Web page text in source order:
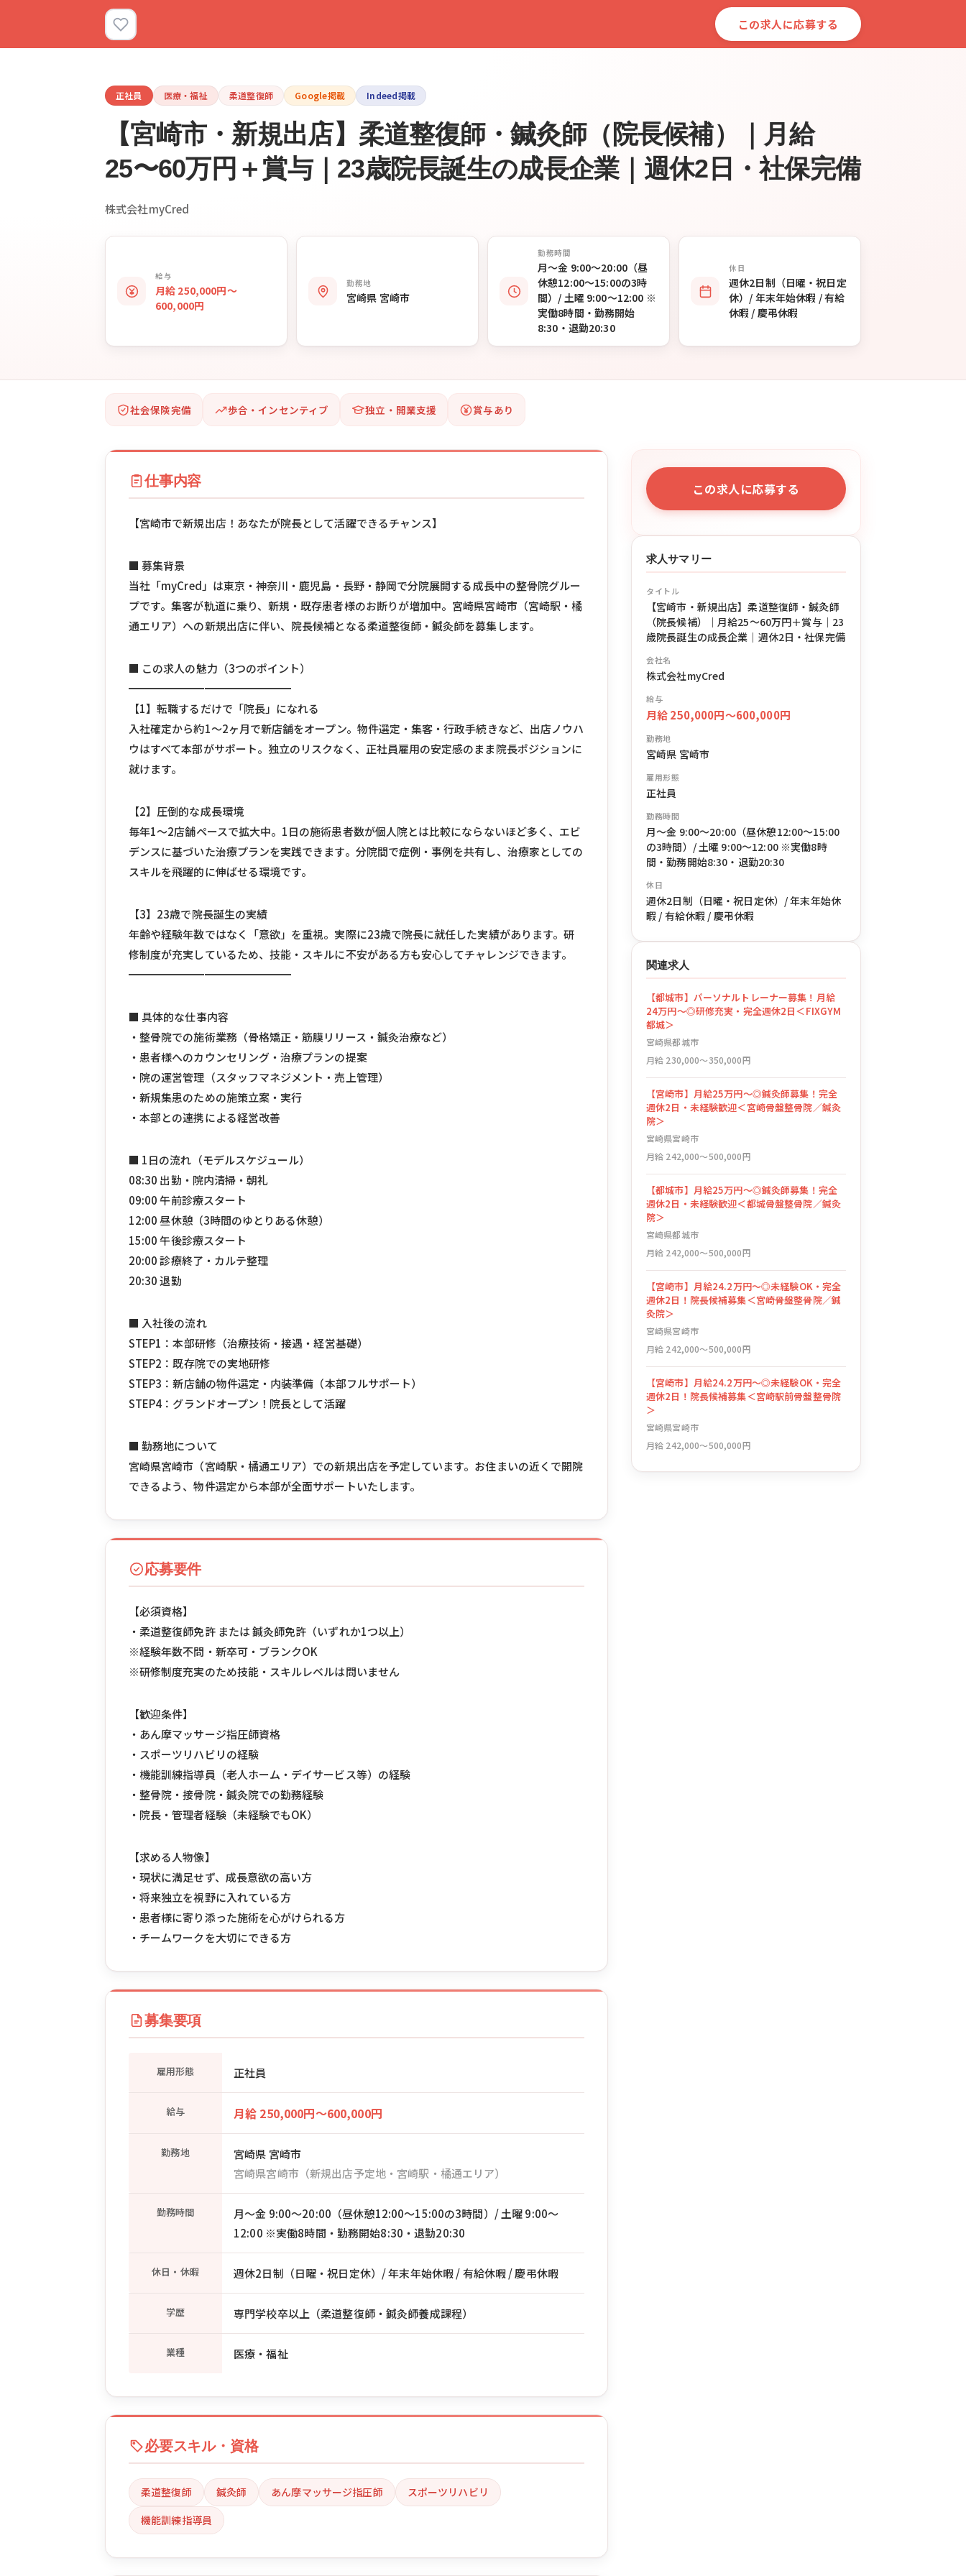
この求人に応募する
正社員 医療・福祉 柔道整復師 Google掲載 Indeed掲載
【宮崎市・新規出店】柔道整復師・鍼灸師（院長候補）｜月給
25〜60万円＋賞与｜23歳院長誕生の成長企業｜週休2日・社保完備
株式会社myCred
給与
月給 250,000円〜
600,000円
勤務地
宮崎県 宮崎市
勤務時間
月〜金 9:00〜20:00（昼
休憩12:00〜15:00の3時
間）/ 土曜 9:00〜12:00 ※
実働8時間・勤務開始
8:30・退勤20:30
休日
週休2日制（日曜・祝日定
休）/ 年末年始休暇 / 有給
休暇 / 慶弔休暇
社会保険完備 歩合・インセンティブ 独立・開業支援 賞与あり
仕事内容
【宮崎市で新規出店！あなたが院長として活躍できるチャンス】
■ 募集背景
当社「myCred」は東京・神奈川・鹿児島・長野・静岡で分院展開する成長中の整骨院グルー
プです。集客が軌道に乗り、新規・既存患者様のお断りが増加中。宮崎県宮崎市（宮崎駅・橘
通エリア）への新規出店に伴い、院長候補となる柔道整復師・鍼灸師を募集します。
■ この求人の魅力（3つのポイント）
━━━━━━━━━━━━━━━
【1】転職するだけで「院長」になれる
入社確定から約1〜2ヶ月で新店舗をオープン。物件選定・集客・行政手続きなど、出店ノウハ
ウはすべて本部がサポート。独立のリスクなく、正社員雇用の安定感のまま院長ポジションに
就けます。
【2】圧倒的な成長環境
毎年1〜2店舗ペースで拡大中。1日の施術患者数が個人院とは比較にならないほど多く、エビ
デンスに基づいた治療プランを実践できます。分院間で症例・事例を共有し、治療家としての
スキルを飛躍的に伸ばせる環境です。
【3】23歳で院長誕生の実績
年齢や経験年数ではなく「意欲」を重視。実際に23歳で院長に就任した実績があります。研
修制度が充実しているため、技能・スキルに不安がある方も安心してチャレンジできます。
━━━━━━━━━━━━━━━
■ 具体的な仕事内容
・整骨院での施術業務（骨格矯正・筋膜リリース・鍼灸治療など）
・患者様へのカウンセリング・治療プランの提案
・院の運営管理（スタッフマネジメント・売上管理）
・新規集患のための施策立案・実行
・本部との連携による経営改善
■ 1日の流れ（モデルスケジュール）
08:30 出勤・院内清掃・朝礼
09:00 午前診療スタート
12:00 昼休憩（3時間のゆとりある休憩）
15:00 午後診療スタート
20:00 診療終了・カルテ整理
20:30 退勤
■ 入社後の流れ
STEP1：本部研修（治療技術・接遇・経営基礎）
STEP2：既存院での実地研修
STEP3：新店舗の物件選定・内装準備（本部フルサポート）
STEP4：グランドオープン！院長として活躍
■ 勤務地について
宮崎県宮崎市（宮崎駅・橘通エリア）での新規出店を予定しています。お住まいの近くで開院
できるよう、物件選定から本部が全面サポートいたします。
応募要件
【必須資格】
・柔道整復師免許 または 鍼灸師免許（いずれか1つ以上）
※経験年数不問・新卒可・ブランクOK
※研修制度充実のため技能・スキルレベルは問いません
【歓迎条件】
・あん摩マッサージ指圧師資格
・スポーツリハビリの経験
・機能訓練指導員（老人ホーム・デイサービス等）の経験
・整骨院・接骨院・鍼灸院での勤務経験
・院長・管理者経験（未経験でもOK）
【求める人物像】
・現状に満足せず、成長意欲の高い方
・将来独立を視野に入れている方
・患者様に寄り添った施術を心がけられる方
・チームワークを大切にできる方
募集要項
雇用形態 正社員
給与 月給 250,000円〜600,000円
勤務地
宮崎県 宮崎市
宮崎県宮崎市（新規出店予定地・宮崎駅・橘通エリア）
勤務時間
月〜金 9:00〜20:00（昼休憩12:00〜15:00の3時間）/ 土曜 9:00〜
12:00 ※実働8時間・勤務開始8:30・退勤20:30
休日・休暇 週休2日制（日曜・祝日定休）/ 年末年始休暇 / 有給休暇 / 慶弔休暇
学歴 専門学校卒以上（柔道整復師・鍼灸師養成課程）
業種 医療・福祉
必要スキル・資格
柔道整復師 鍼灸師 あん摩マッサージ指圧師
スポーツリハビリ
機能訓練指導員
この求人に応募する
求人サマリー
タイトル
【宮崎市・新規出店】柔道整復師・鍼灸師
（院長候補）｜月給25〜60万円＋賞与｜23
歳院長誕生の成長企業｜週休2日・社保完備
会社名
株式会社myCred
給与
月給 250,000円〜600,000円
勤務地
宮崎県 宮崎市
雇用形態
正社員
勤務時間
月〜金 9:00〜20:00（昼休憩12:00〜15:00
の3時間）/ 土曜 9:00〜12:00 ※実働8時
間・勤務開始8:30・退勤20:30
休日
週休2日制（日曜・祝日定休）/ 年末年始休
暇 / 有給休暇 / 慶弔休暇
関連求人
【都城市】パーソナルトレーナー募集！月給
24万円～◎研修充実・完全週休2日＜FIXGYM
都城＞
宮崎県都城市
月給 230,000〜350,000円
【宮崎市】月給25万円～◎鍼灸師募集！完全
週休2日・未経験歓迎＜宮崎骨盤整骨院／鍼灸
院＞
宮崎県宮崎市
月給 242,000〜500,000円
【都城市】月給25万円～◎鍼灸師募集！完全
週休2日・未経験歓迎＜都城骨盤整骨院／鍼灸
院＞
宮崎県都城市
月給 242,000〜500,000円
【宮崎市】月給24.2万円～◎未経験OK・完全
週休2日！院長候補募集＜宮崎骨盤整骨院／鍼
灸院＞
宮崎県宮崎市
月給 242,000〜500,000円
【宮崎市】月給24.2万円～◎未経験OK・完全
週休2日！院長候補募集＜宮崎駅前骨盤整骨院
＞
宮崎県宮崎市
月給 242,000〜500,000円